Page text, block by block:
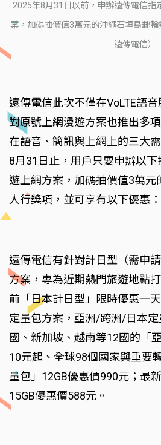
2025年8月31日以前，申辦遠傳電信指
案，加碼抽價值3萬元的沖繩石垣島郵輪
遠傳電信）
遠傳電信此次不僅在VoLTE語
對原號上網漫遊方案也推出多
在語音、簡訊與上網上的三大
8月31日止，用戶只要申辦以
遊上網方案，加碼抽價值3萬元
人行獎項，並可享有以下優惠：
遠傳電信有針對計日型（需申
方案，專為近期熱門旅遊地點
前「日本計日型」限時優惠一
定量包方案，亞洲/跨洲/日本
國、新加坡、越南等12國的「
10元起、全球98個國家與重要
量包」12GB優惠價990元；最
15GB優惠價588元。